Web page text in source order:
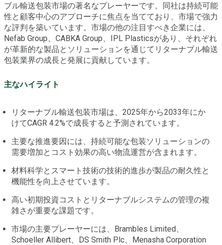
ブル輸送包装市場の著名なプレーヤーです。同社は持続可能
性と顧客中心のアプローチに焦点を当てており、市場で強力
な評判を築いています。市場の他の注目すべき企業には、
Nefab Group、CABKA Group、IPL Plasticsがあり、それぞれ
が革新的な製品とソリューションを通じてリターナブル輸送
包装業界の成長と発展に貢献しています。
主なハイライト
リターナブル輸送包装市場は、2025年から2033年にか
けてCAGR 4.2%で成長すると予測されています。
主要な推進要因には、持続可能な包装ソリューションの
需要増加とコスト効果の高い物流運営が含まれます。
材料科学とスマート技術の技術的進歩が製品の耐久性と
機能性を向上させています。
高い初期投資コストとリターナブルシステムの管理の複
雑さが重要な課題です。
市場の主要プレーヤーには、Brambles Limited、
Schoeller Allibert、DS Smith Plc、Menasha Corporation